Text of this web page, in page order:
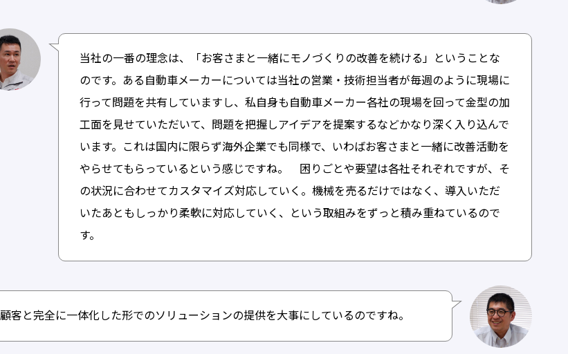
当社の一番の理念は、「お客さまと一緒にモノづくりの改善を続ける」ということな
のです。ある自動車メーカーについては当社の営業・技術担当者が毎週のように現場に
行って問題を共有していますし、私自身も自動車メーカー各社の現場を回って金型の加
工面を見せていただいて、問題を把握しアイデアを提案するなどかなり深く入り込んで
います。これは国内に限らず海外企業でも同様で、いわばお客さまと一緒に改善活動を
やらせてもらっているという感じですね。 困りごとや要望は各社それぞれですが、そ
の状況に合わせてカスタマイズ対応していく。機械を売るだけではなく、導入いただ
いたあともしっかり柔軟に対応していく、という取組みをずっと積み重ねているので
す。
顧客と完全に一体化した形でのソリューションの提供を大事にしているのですね。